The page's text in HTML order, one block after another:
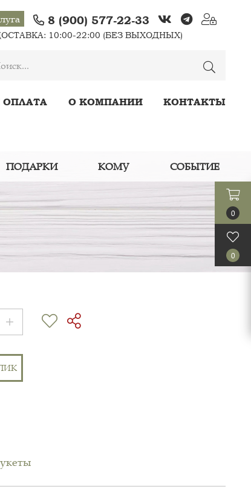
8 (900) 577-22-33
10:00-22:00 (БЕЗ ВЫХОДНЫХ)
ОПЛАТА О КОМПАНИИ КОНТАКТЫ
ПОДАРКИ КОМУ СОБЫТИЕ